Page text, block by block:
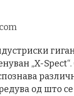
„X-
од што